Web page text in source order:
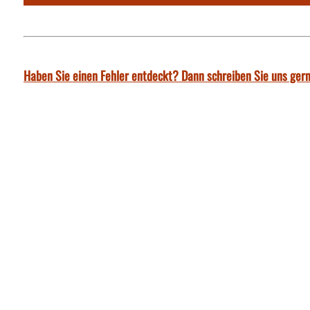
Haben Sie einen Fehler entdeckt? Dann schreiben Sie uns